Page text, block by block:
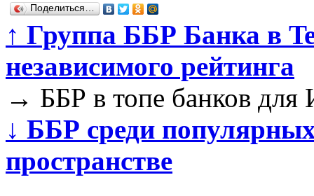
Поделиться…
↑ Группа ББР Банка в
независимого рейтинга
→ ББР в топе банков
↓ ББР среди
пространстве